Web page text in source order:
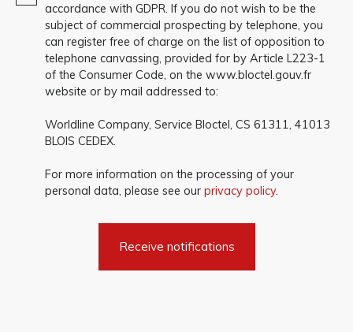
accordance with GDPR. If you do not wish to be the
subject of commercial prospecting by telephone, you
can register free of charge on the list of opposition to
telephone canvassing, provided for by Article L223-1
of the Consumer Code, on the www.bloctel.gouv.fr
website or by mail addressed to:
Worldline Company, Service Bloctel, CS 61311, 41013
BLOIS CEDEX.
For more information on the processing of your
personal data, please see our privacy policy.
Receive notifications